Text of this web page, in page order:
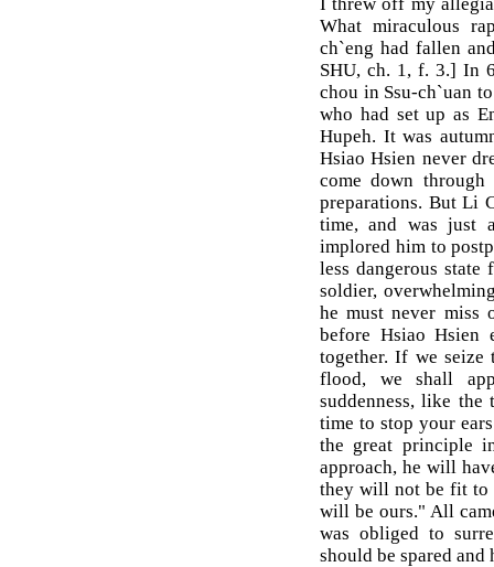
What miraculous
ch`eng had fallen
SHU, ch. 1, f. 3.] In
chou in Ssu-ch`uan
who had set up as
Hupeh. It was
Hsiao Hsien never
come down through
preparations. But Li
time, and was just
implored him to
less dangerous
soldier,
he must never miss
before Hsiao Hsien
together. If we seize
flood, we shall
suddenness, like
time to stop your
the great principle
approach, he will
they will not be fit to
will be ours." All
was obliged to
should be spared